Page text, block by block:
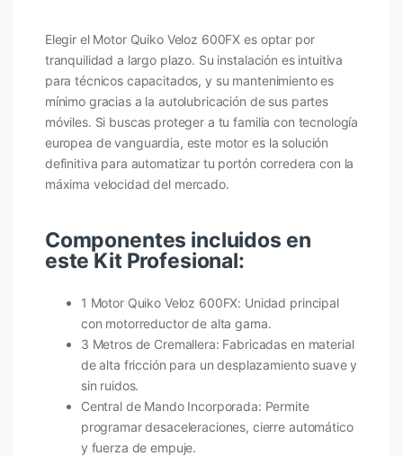
Elegir el Motor Quiko Veloz 600FX es optar por
tranquilidad a largo plazo. Su instalación es intuitiva
para técnicos capacitados, y su mantenimiento es
mínimo gracias a la autolubricación de sus partes
móviles. Si buscas proteger a tu familia con tecnología
europea de vanguardia, este motor es la solución
definitiva para automatizar tu portón corredera con la
máxima velocidad del mercado.
Componentes incluidos en
este Kit Profesional:
1 Motor Quiko Veloz 600FX: Unidad principal
con motorreductor de alta gama.
3 Metros de Cremallera: Fabricadas en material
de alta fricción para un desplazamiento suave y
sin ruidos.
Central de Mando Incorporada: Permite
programar desaceleraciones, cierre automático
y fuerza de empuje.